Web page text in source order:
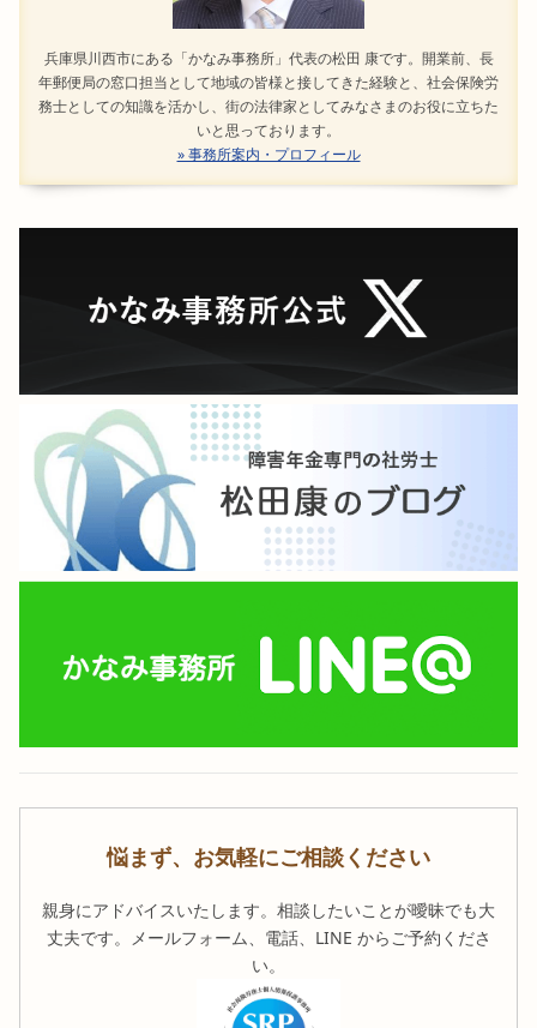
兵庫県川西市にある「かなみ事務所」代表の松田 康です。開業前、長
年郵便局の窓口担当として地域の皆様と接してきた経験と、社会保険労
務士としての知識を活かし、街の法律家としてみなさまのお役に立ちた
いと思っております。
» 事務所案内・プロフィール
悩まず、お気軽にご相談ください
親身にアドバイスいたします。相談したいことが曖昧でも大
丈夫です。メールフォーム、電話、LINE からご予約くださ
い。